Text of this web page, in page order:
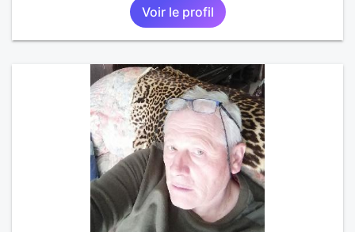
partager tous les bons moments que la vie nous
propose sereinement et sans prise de tête. Je
prends soin de moi et je souhaite rencontrer une
authentique, les rides ne me font pas peur.
Voir le profil